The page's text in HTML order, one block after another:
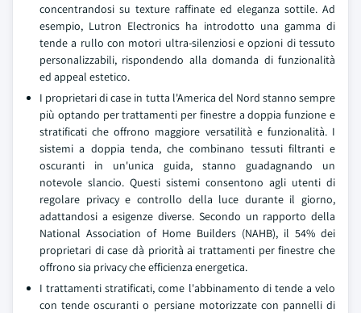
concentrandosi su texture raffinate ed eleganza sottile. Ad
esempio, Lutron Electronics ha introdotto una gamma di
tende a rullo con motori ultra-silenziosi e opzioni di tessuto
personalizzabili, rispondendo alla domanda di funzionalità
ed appeal estetico.
I proprietari di case in tutta l'America del Nord stanno sempre
più optando per trattamenti per finestre a doppia funzione e
stratificati che offrono maggiore versatilità e funzionalità. I
sistemi a doppia tenda, che combinano tessuti filtranti e
oscuranti in un'unica guida, stanno guadagnando un
notevole slancio. Questi sistemi consentono agli utenti di
regolare privacy e controllo della luce durante il giorno,
adattandosi a esigenze diverse. Secondo un rapporto della
National Association of Home Builders (NAHB), il 54% dei
proprietari di case dà priorità ai trattamenti per finestre che
offrono sia privacy che efficienza energetica.
I trattamenti stratificati, come l'abbinamento di tende a velo
con tende oscuranti o persiane motorizzate con pannelli di